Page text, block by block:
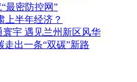
最密防控网”
上半年经济？
寰宇 遇见兰州新区风华
出一条“双碳”新路